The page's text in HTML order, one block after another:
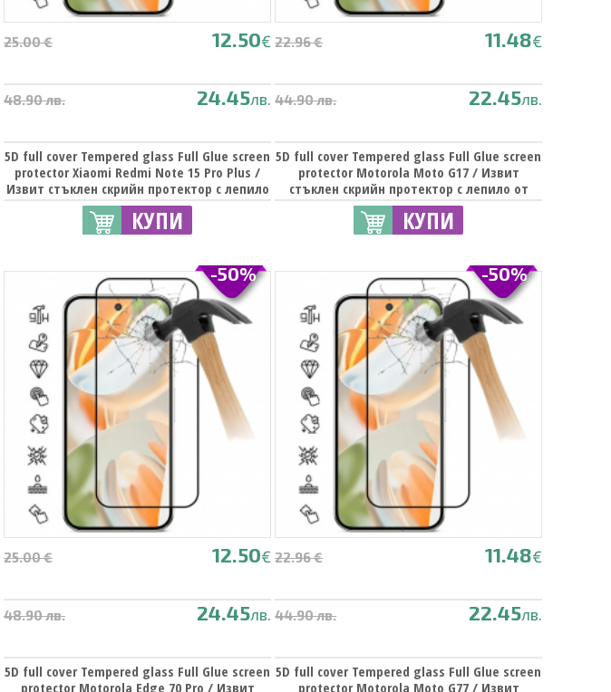
25.00 € 12.50€
48.90 лв. 24.45лв.
5D full cover Tempered glass Full Glue screen
protector Xiaomi Redmi Note 15 Pro Plus /
Извит стъклен скрийн протектор с лепило
от вътрешната страна за Xiaomi Redmi
Note 15 Pro Plus - черен кант
КУПИ
22.96 € 11.48€
44.90 лв. 22.45лв.
5D full cover Tempered glass Full Glue screen
protector Motorola Moto G17 / Извит
стъклен скрийн протектор с лепило от
вътрешната страна за Motorola Moto G17 -
черен кант
КУПИ
25.00 € 12.50€
48.90 лв. 24.45лв.
5D full cover Tempered glass Full Glue screen
protector Motorola Edge 70 Pro / Извит
-50%
22.96 € 11.48€
44.90 лв. 22.45лв.
5D full cover Tempered glass Full Glue screen
protector Motorola Moto G77 / Извит
-50%